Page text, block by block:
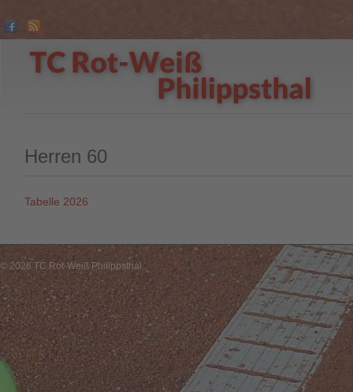
Herren 60
Tabelle 2026
© 2026 TC Rot-Weiß Philippsthal